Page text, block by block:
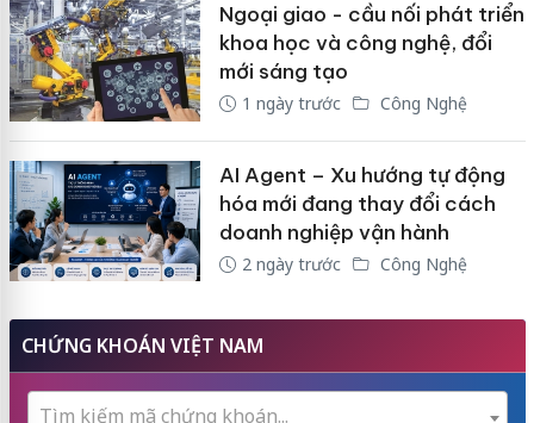
Ngoại giao - cầu nối phát triển
khoa học và công nghệ, đổi
mới sáng tạo
1 ngày trước Công Nghệ
AI Agent – Xu hướng tự động
hóa mới đang thay đổi cách
doanh nghiệp vận hành
2 ngày trước Công Nghệ
CHỨNG KHOÁN VIỆT NAM
Tìm kiếm mã chứng khoán...